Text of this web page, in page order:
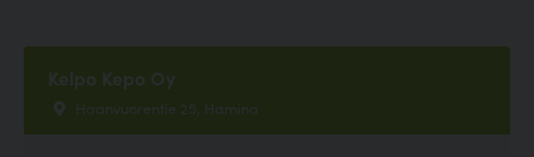
Kelpo Kepo Oy
Haanvuorentie 25, Hamina